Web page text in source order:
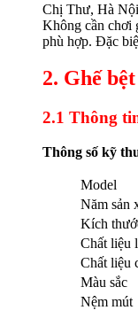
Chị Thư, Hà
Không cần chơi
phù hợp. Đặc
2. Ghế
2.1 Thông
Thông số kỹ
Model
Năm sản
Kích
Chất liệu
Chất liệu
Màu sắc
Nệm mút